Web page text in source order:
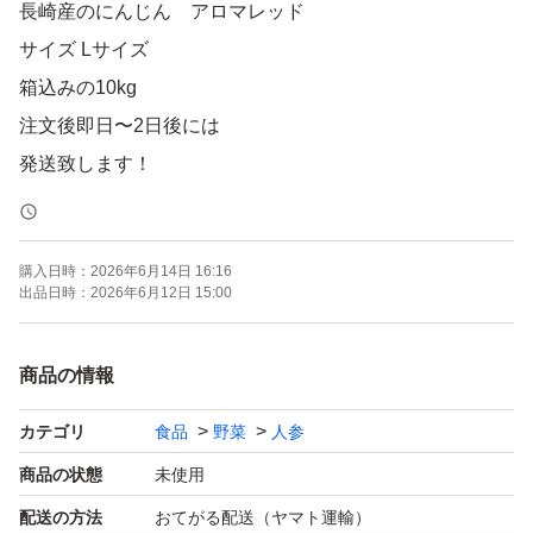
長崎産のにんじん アロマレッド
サイズ Lサイズ
箱込みの10kg
注文後即日〜2日後には
発送致します！
購入日時： 2026年6月14日 16:16
出品日時： 2026年6月12日 15:00
商品の情報
カテゴリ 食品 野菜 人参
商品の状態 未使用
配送の方法 おてがる配送（ヤマト運輸）